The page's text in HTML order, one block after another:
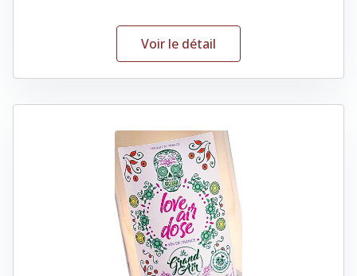
Voir le détail